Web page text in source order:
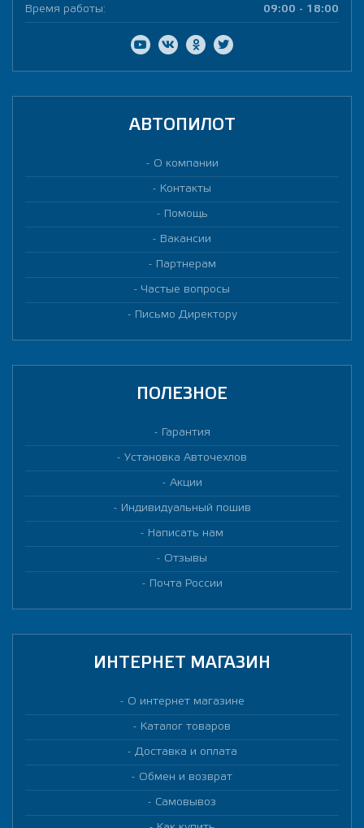
Время работы: 09:00 - 18:00
АВТОПИЛОТ
О компании
Контакты
Помощь
Вакансии
Партнерам
Частые вопросы
Письмо Директору
ПОЛЕЗНОЕ
Гарантия
Установка Авточехлов
Акции
Индивидуальный пошив
Написать нам
Отзывы
Почта России
ИНТЕРНЕТ МАГАЗИН
О интернет магазине
Каталог товаров
Доставка и оплата
Обмен и возврат
Самовывоз